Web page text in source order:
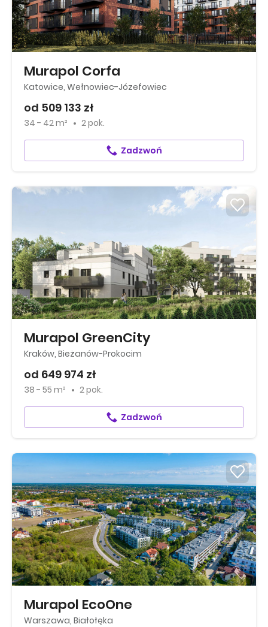
Murapol Corfa
Katowice, Wełnowiec-Józefowiec
od 509 133 zł
34 - 42 m² 2 pok.
Zadzwoń
Murapol GreenCity
Kraków, Bieżanów-Prokocim
od 649 974 zł
38 - 55 m² 2 pok.
Zadzwoń
Murapol EcoOne
Warszawa, Białołęka